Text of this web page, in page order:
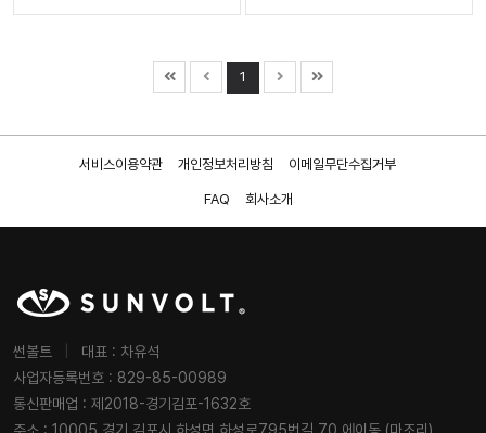
1
서비스이용약관 개인정보처리방침 이메일무단수집거부
FAQ 회사소개
썬볼트
대표 : 차유석
사업자등록번호 : 829-85-00989
통신판매업 : 제2018-경기김포-1632호